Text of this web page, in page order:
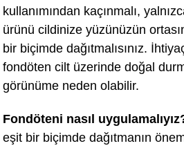
kullanımından kaçınmalı,
ürünü cildinize yüzünüzün
bir biçimde dağıtmalısınız.
fondöten cilt üzerinde doğal
görünüme neden olabilir.
Fondöteni nasıl
eşit bir biçimde dağıtmanın